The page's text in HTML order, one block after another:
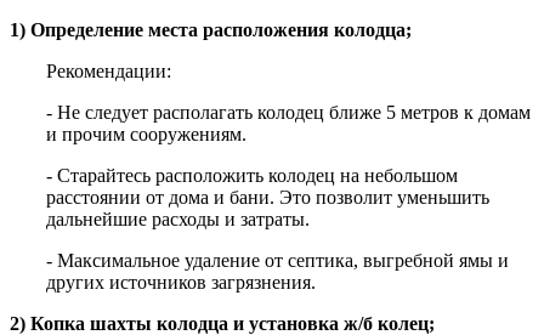
1) Определение места расположения колодца;
Рекомендации:
- Не следует располагать колодец ближе 5 метров к домам
и прочим сооружениям.
- Старайтесь расположить колодец на небольшом
расстоянии от дома и бани. Это позволит уменьшить
дальнейшие расходы и затраты.
- Максимальное удаление от септика, выгребной ямы и
других источников загрязнения.
2) Копка шахты колодца и установка ж/б колец;